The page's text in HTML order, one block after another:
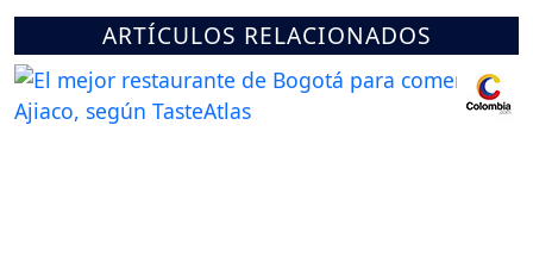
ARTÍCULOS RELACIONADOS